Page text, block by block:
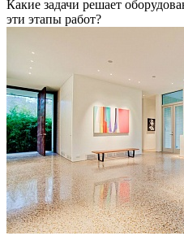
Какие задачи решает
эти этапы работ?